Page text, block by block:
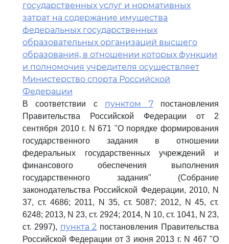
государственных услуг и нормативных
затрат на содержание имущества
федеральных государственных
образовательных организаций высшего
образования, в отношении которых функции
и полномочия учредителя осуществляет
Министерство спорта Российской
Федерации
В соответствии с пунктом 7постановления
Правительства Российской Федерации от 2
сентября 2010 г. N 671 "О порядке формирования
государственного задания в отношении
федеральных государственных учреждений и
финансового обеспечения выполнения
государственного задания" (Собрание
законодательства Российской Федерации, 2010, N
37, ст. 4686; 2011, N 35, ст. 5087; 2012, N 45, ст.
6248; 2013, N 23, ст. 2924; 2014, N 10, ст. 1041, N 23,
ст. 2997), пункта 2 постановления Правительства
Российской Федерации от 3 июня 2013 г. N 467 "О